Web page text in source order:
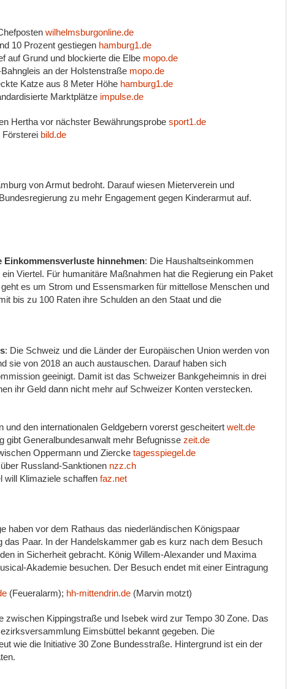
wilhelmsburgonline.de
10 Prozent gestiegen hamburg1.de
auf Grund und blockierte die Elbe mopo.de
an der Holstenstraße mopo.de
Katze aus 8 Meter Höhe hamburg1.de
Marktplätze impulse.de
Hertha vor nächster Bewährungsprobe sport1.de
Försterei bild.de
von Armut bedroht. Darauf wiesen Mieterverein und
zu mehr Engagement gegen Kinderarmut auf.
hinnehmen: Die Haushaltseinkommen
Viertel. Für humanitäre Maßnahmen hat die Regierung ein Paket
es um Strom und Essensmarken für mittellose Menschen und
bis zu 100 Raten ihre Schulden an den Staat und die
: Die Schweiz und die Länder der Europäischen Union werden von
sie von 2018 an auch austauschen. Darauf haben sich
geeinigt. Damit ist das Schweizer Bankgeheimnis in drei
ihr Geld dann nicht mehr auf Schweizer Konten verstecken.
und den internationalen Geldgebern vorerst gescheitert welt.de
gibt Generalbundesanwalt mehr Befugnisse zeit.de
Oppermann und Ziercke tagesspiegel.de
Russland-Sanktionen nzz.ch
will Klimaziele schaffen faz.net
haben vor dem Rathaus das niederländischen Königspaar
Paar. In der Handelskammer gab es kurz nach dem Besuch
in Sicherheit gebracht. König Willem-Alexander und Maxima
Akademie besuchen. Der Besuch endet mit einer Eintragung
(Feueralarm); hh-mittendrin.de (Marvin motzt)
zwischen Kippingstraße und Isebek wird zur Tempo 30 Zone. Das
Eimsbüttel bekannt gegeben. Die
wie die Initiative 30 Zone Bundesstraße. Hintergrund ist ein der